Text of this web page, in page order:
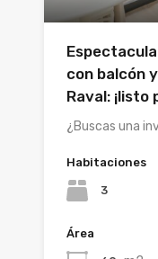
con balcón
Raval:
¿Buscas una
Habitaciones
3
Área